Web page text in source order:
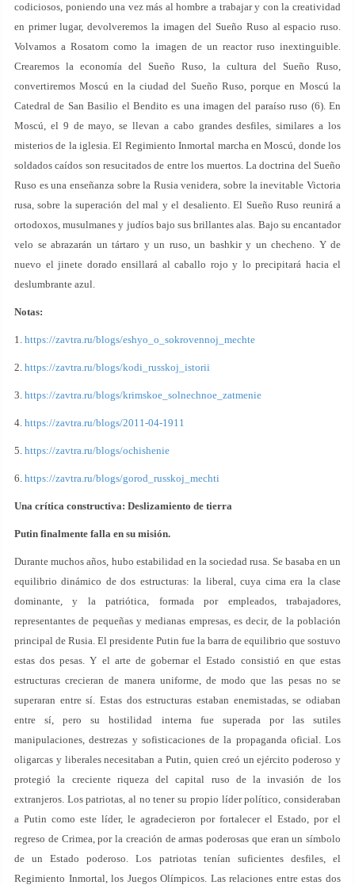
codiciosos, poniendo una vez más al hombre a trabajar y con la creatividad
en primer lugar, devolveremos la imagen del Sueño Ruso al espacio ruso.
Volvamos a Rosatom como la imagen de un reactor ruso inextinguible.
Crearemos la economía del Sueño Ruso, la cultura del Sueño Ruso,
convertiremos Moscú en la ciudad del Sueño Ruso, porque en Moscú la
Catedral de San Basilio el Bendito es una imagen del paraíso ruso (6). En
Moscú, el 9 de mayo, se llevan a cabo grandes desfiles, similares a los
misterios de la iglesia. El Regimiento Inmortal marcha en Moscú, donde los
soldados caídos son resucitados de entre los muertos. La doctrina del Sueño
Ruso es una enseñanza sobre la Rusia venidera, sobre la inevitable Victoria
rusa, sobre la superación del mal y el desaliento. El Sueño Ruso reunirá a
ortodoxos, musulmanes y judíos bajo sus brillantes alas. Bajo su encantador
velo se abrazarán un tártaro y un ruso, un bashkir y un checheno. Y de
nuevo el jinete dorado ensillará al caballo rojo y lo precipitará hacia el
deslumbrante azul.
Notas:
1. https://zavtra.ru/blogs/eshyo_o_sokrovennoj_mechte
2. https://zavtra.ru/blogs/kodi_russkoj_istorii
3. https://zavtra.ru/blogs/krimskoe_solnechnoe_zatmenie
4. https://zavtra.ru/blogs/2011-04-1911
5. https://zavtra.ru/blogs/ochishenie
6. https://zavtra.ru/blogs/gorod_russkoj_mechti
Una crítica constructiva: Deslizamiento de tierra
Putin finalmente falla en su misión.
Durante muchos años, hubo estabilidad en la sociedad rusa. Se basaba en un
equilibrio dinámico de dos estructuras: la liberal, cuya cima era la clase
dominante, y la patriótica, formada por empleados, trabajadores,
representantes de pequeñas y medianas empresas, es decir, de la población
principal de Rusia. El presidente Putin fue la barra de equilibrio que sostuvo
estas dos pesas. Y el arte de gobernar el Estado consistió en que estas
estructuras crecieran de manera uniforme, de modo que las pesas no se
superaran entre sí. Estas dos estructuras estaban enemistadas, se odiaban
entre sí, pero su hostilidad interna fue superada por las sutiles
manipulaciones, destrezas y sofisticaciones de la propaganda oficial. Los
oligarcas y liberales necesitaban a Putin, quien creó un ejército poderoso y
protegió la creciente riqueza del capital ruso de la invasión de los
extranjeros. Los patriotas, al no tener su propio líder político, consideraban
a Putin como este líder, le agradecieron por fortalecer el Estado, por el
regreso de Crimea, por la creación de armas poderosas que eran un símbolo
de un Estado poderoso. Los patriotas tenían suficientes desfiles, el
Regimiento Inmortal, los Juegos Olímpicos. Las relaciones entre estas dos